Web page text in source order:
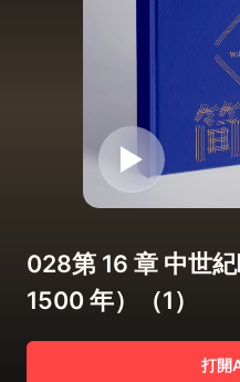
028第 16 章 中世
1500 年）（1）
打開